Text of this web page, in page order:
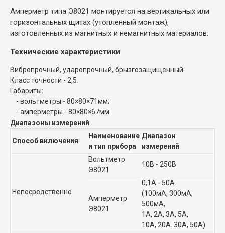
Амперметр типа Э8021 монтируется на вертикальных или
горизонтальных щитах (утопленный монтаж),
изготовленных из магнитных и немагнитных материалов.
Технические характеристики
Вибропрочный, ударопрочный, брызгозащищенный.
Класс точности - 2,5.
Габариты:
- вольтметры - 80×80×71мм;
- амперметры - 80×80×67мм.
Диапазоны измерений
Способ включения
Наименование
и тип прибора
Диапазон
измерений
Непосредственно
Вольтметр
Э8021
10В - 250В
Амперметр
Э8021
0,1А - 50А
(100мА, 300мА,
500мА,
1А, 2А, 3А, 5А,
10А, 20А. 30А, 50А)